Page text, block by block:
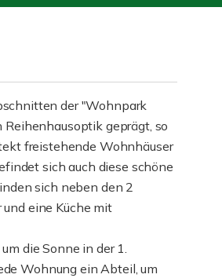
der "Wohnpark
geprägt, so
freistehende Wohnhäuser
sich auch diese schöne
sich neben den 2
eine Küche mit
die Sonne in der 1.
Wohnung ein Abteil, um